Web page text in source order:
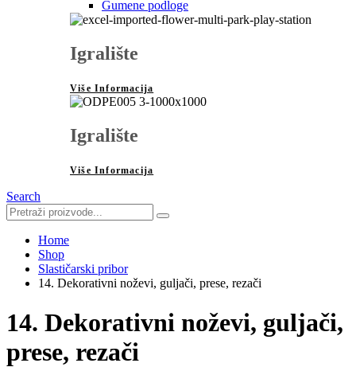
Gumene podloge
Igralište
Više Informacija
Igralište
Više Informacija
Search
Home
Shop
Slastičarski pribor
14. Dekorativni noževi, guljači, prese, rezači
14. Dekorativni noževi, guljači,
prese, rezači